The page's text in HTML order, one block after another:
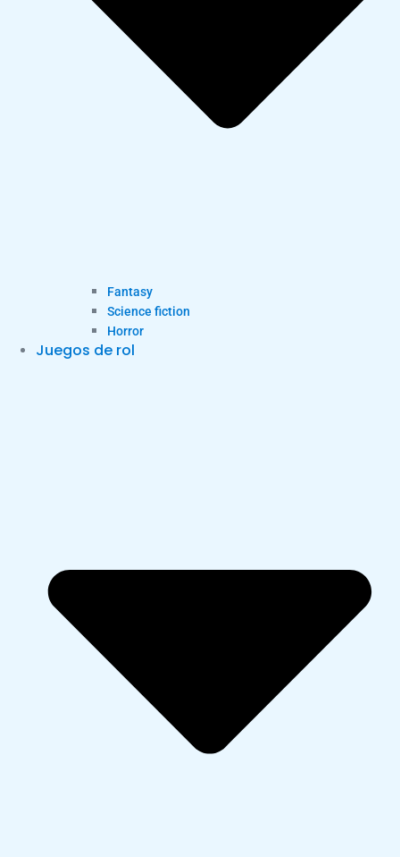
Fantasy
Science fiction
Horror
Juegos de rol